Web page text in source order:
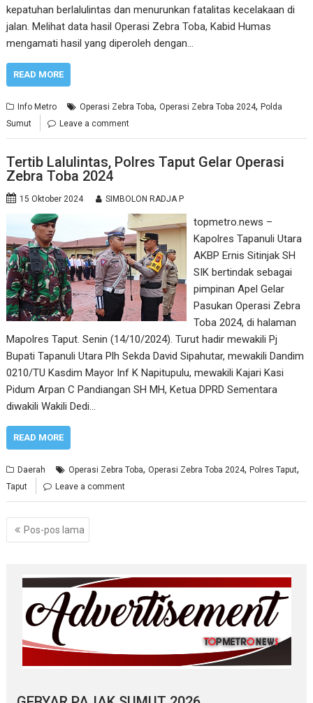
kepatuhan berlalulintas dan menurunkan fatalitas kecelakaan di
jalan. Melihat data hasil Operasi Zebra Toba, Kabid Humas
mengamati hasil yang diperoleh dengan…
READ MORE
Info Metro Operasi Zebra Toba,Operasi Zebra Toba 2024,Polda
Sumut
Leave a comment
Tertib Lalulintas, Polres Taput Gelar Operasi
Zebra Toba 2024
15 Oktober 2024 SIMBOLON RADJA P
topmetro.news –
Kapolres Tapanuli Utara
AKBP Ernis Sitinjak SH
SIK bertindak sebagai
pimpinan Apel Gelar
Pasukan Operasi Zebra
Toba 2024, di halaman
Mapolres Taput. Senin (14/10/2024). Turut hadir mewakili Pj
Bupati Tapanuli Utara Plh Sekda David Sipahutar, mewakili Dandim
0210/TU Kasdim Mayor Inf K Napitupulu, mewakili Kajari Kasi
Pidum Arpan C Pandiangan SH MH, Ketua DPRD Sementara
diwakili Wakili Dedi…
READ MORE
Daerah Operasi Zebra Toba,Operasi Zebra Toba 2024,Polres Taput,
Taput Leave a comment
Navigasi
pos
Pos-pos lama